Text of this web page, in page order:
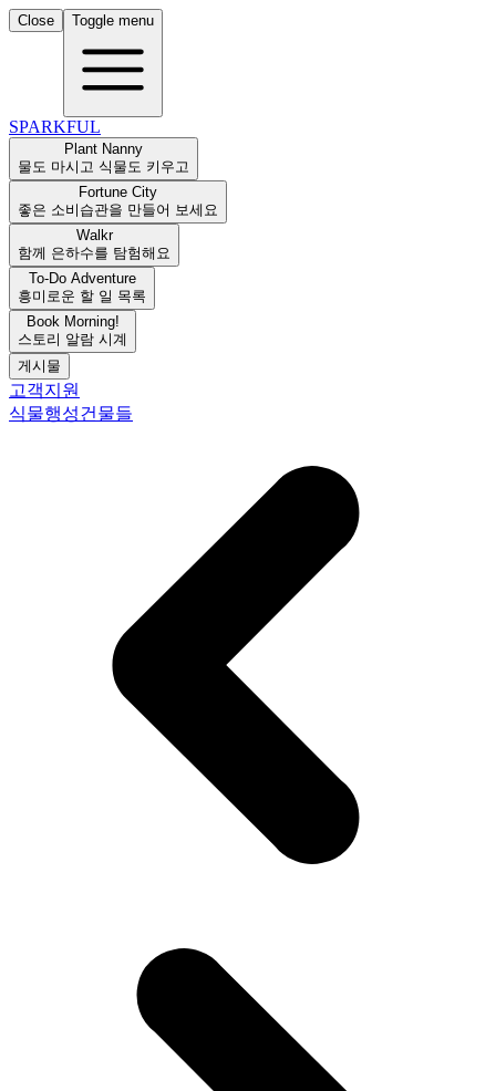
Close Toggle menu
SPARKFUL
Plant Nanny
물도 마시고 식물도 키우고
Fortune City
좋은 소비습관을 만들어 보세요
Walkr
함께 은하수를 탐험해요
To-Do Adventure
흥미로운 할 일 목록
Book Morning!
스토리 알람 시계
게시물
고객지원
식물행성건물들